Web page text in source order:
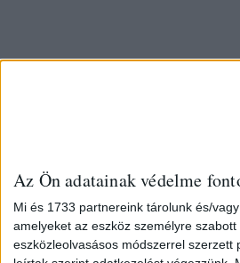
Az Ön adatainak védelme
Mi és 1733 partnereink tárolunk és/
amelyeket az eszköz személyre
eszközleolvasásos módszerrel